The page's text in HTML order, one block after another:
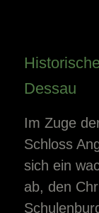
Dessau
Im Zuge
Schloss
sich ein
ab, den